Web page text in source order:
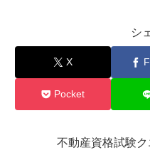
シ
X
Pocket
不動産資格試験